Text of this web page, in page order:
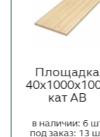
Площадка
кат АВ
в наличии: 6
под заказ: 13